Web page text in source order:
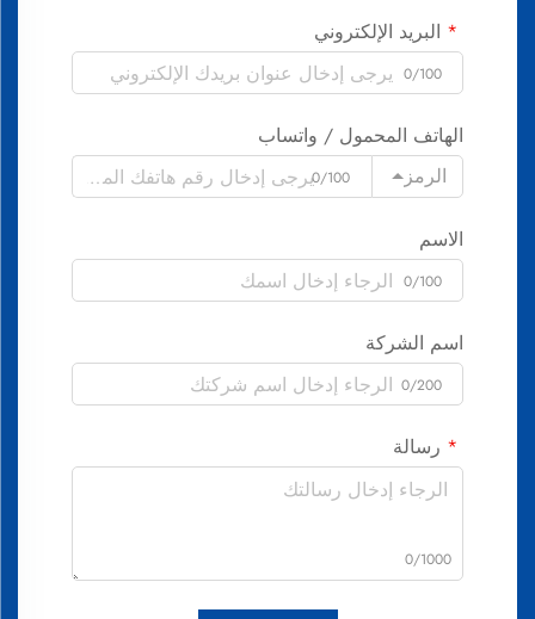
البريد الإلكتروني
0/100
الهاتف المحمول / واتساب
الرمز
0/100
الاسم
0/100
اسم الشركة
0/200
رسالة
0/1000